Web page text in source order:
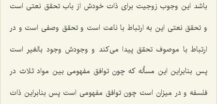
باشد این وجوب زوجیت براى ذات خودش از باب تحقق نعتى است
و تحقق نعتى این به ارتباط با ناعت است و تحقق وصفى است و در
ارتباط با موصوف تحقق پیدا مى‌كند و وجودش وجود بالغیر است
پس بنابراین این مسأله كه چون توافق مفهومى بین مواد ثلاث در
فلسفه و در میزان است چون توافق مفهومى است پس بنابراین ذات